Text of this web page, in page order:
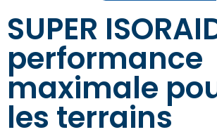
SUPER
performance
maximale
les terrains